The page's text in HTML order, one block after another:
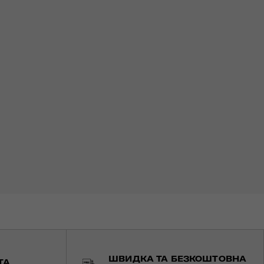
ШВИДКА ТА БЕЗКОШТОВНА